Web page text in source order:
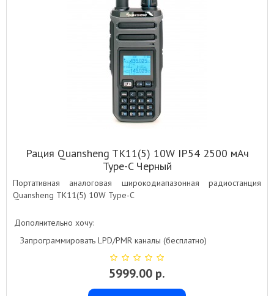
Рация Quansheng TK11(5) 10W IP54 2500 мАч
Type-C Черный
Портативная аналоговая широкодиапазонная радиостанция
Quansheng TK11(5) 10W Type-C
Дополнительно хочу:
Запрограммировать LPD/PMR каналы (бесплатно)
5999.00 р.